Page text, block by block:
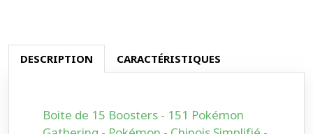
DESCRIPTION CARACTÉRISTIQUES
Boite de 15 Boosters - 151 Pokémon